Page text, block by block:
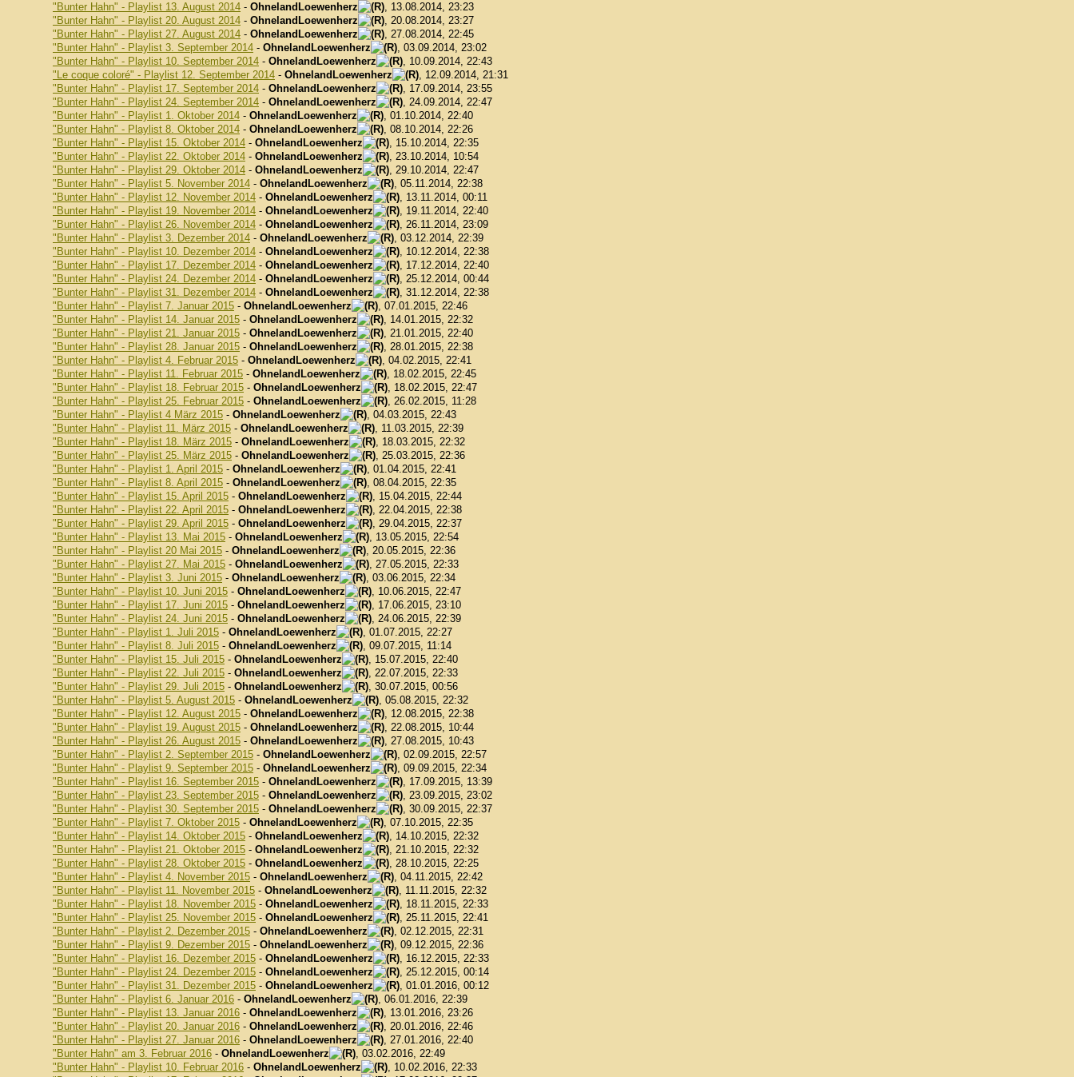
"Bunter Hahn" - Playlist 13. August 2014 - OhnelandLoewenherz
, 13.08.2014, 23:23
"Bunter Hahn" - Playlist 20. August 2014 - OhnelandLoewenherz
, 20.08.2014, 23:27
"Bunter Hahn" - Playlist 27. August 2014 - OhnelandLoewenherz
, 27.08.2014, 22:45
"Bunter Hahn" - Playlist 3. September 2014 - OhnelandLoewenherz
, 03.09.2014, 23:02
"Bunter Hahn" - Playlist 10. September 2014 - OhnelandLoewenherz
, 10.09.2014, 22:43
"Le coque coloré" - Playlist 12. September 2014 - OhnelandLoewenherz
, 12.09.2014, 21:31
"Bunter Hahn" - Playlist 17. September 2014 - OhnelandLoewenherz
, 17.09.2014, 23:55
"Bunter Hahn" - Playlist 24. September 2014 - OhnelandLoewenherz
, 24.09.2014, 22:47
"Bunter Hahn" - Playlist 1. Oktober 2014 - OhnelandLoewenherz
, 01.10.2014, 22:40
"Bunter Hahn" - Playlist 8. Oktober 2014 - OhnelandLoewenherz
, 08.10.2014, 22:26
"Bunter Hahn" - Playlist 15. Oktober 2014 - OhnelandLoewenherz
, 15.10.2014, 22:35
"Bunter Hahn" - Playlist 22. Oktober 2014 - OhnelandLoewenherz
, 23.10.2014, 10:54
"Bunter Hahn" - Playlist 29. Oktober 2014 - OhnelandLoewenherz
, 29.10.2014, 22:47
"Bunter Hahn" - Playlist 5. November 2014 - OhnelandLoewenherz
, 05.11.2014, 22:38
"Bunter Hahn" - Playlist 12. November 2014 - OhnelandLoewenherz
, 13.11.2014, 00:11
"Bunter Hahn" - Playlist 19. November 2014 - OhnelandLoewenherz
, 19.11.2014, 22:40
"Bunter Hahn" - Playlist 26. November 2014 - OhnelandLoewenherz
, 26.11.2014, 23:09
"Bunter Hahn" - Playlist 3. Dezember 2014 - OhnelandLoewenherz
, 03.12.2014, 22:39
"Bunter Hahn" - Playlist 10. Dezember 2014 - OhnelandLoewenherz
, 10.12.2014, 22:38
"Bunter Hahn" - Playlist 17. Dezember 2014 - OhnelandLoewenherz
, 17.12.2014, 22:40
"Bunter Hahn" - Playlist 24. Dezember 2014 - OhnelandLoewenherz
, 25.12.2014, 00:44
"Bunter Hahn" - Playlist 31. Dezember 2014 - OhnelandLoewenherz
, 31.12.2014, 22:38
"Bunter Hahn" - Playlist 7. Januar 2015 - OhnelandLoewenherz
, 07.01.2015, 22:46
"Bunter Hahn" - Playlist 14. Januar 2015 - OhnelandLoewenherz
, 14.01.2015, 22:32
"Bunter Hahn" - Playlist 21. Januar 2015 - OhnelandLoewenherz
, 21.01.2015, 22:40
"Bunter Hahn" - Playlist 28. Januar 2015 - OhnelandLoewenherz
, 28.01.2015, 22:38
"Bunter Hahn" - Playlist 4. Februar 2015 - OhnelandLoewenherz
, 04.02.2015, 22:41
"Bunter Hahn" - Playlist 11. Februar 2015 - OhnelandLoewenherz
, 18.02.2015, 22:45
"Bunter Hahn" - Playlist 18. Februar 2015 - OhnelandLoewenherz
, 18.02.2015, 22:47
"Bunter Hahn" - Playlist 25. Februar 2015 - OhnelandLoewenherz
, 26.02.2015, 11:28
"Bunter Hahn" - Playlist 4 März 2015 - OhnelandLoewenherz
, 04.03.2015, 22:43
"Bunter Hahn" - Playlist 11. März 2015 - OhnelandLoewenherz
, 11.03.2015, 22:39
"Bunter Hahn" - Playlist 18. März 2015 - OhnelandLoewenherz
, 18.03.2015, 22:32
"Bunter Hahn" - Playlist 25. März 2015 - OhnelandLoewenherz
, 25.03.2015, 22:36
"Bunter Hahn" - Playlist 1. April 2015 - OhnelandLoewenherz
, 01.04.2015, 22:41
"Bunter Hahn" - Playlist 8. April 2015 - OhnelandLoewenherz
, 08.04.2015, 22:35
"Bunter Hahn" - Playlist 15. April 2015 - OhnelandLoewenherz
, 15.04.2015, 22:44
"Bunter Hahn" - Playlist 22. April 2015 - OhnelandLoewenherz
, 22.04.2015, 22:38
"Bunter Hahn" - Playlist 29. April 2015 - OhnelandLoewenherz
, 29.04.2015, 22:37
"Bunter Hahn" - Playlist 13. Mai 2015 - OhnelandLoewenherz
, 13.05.2015, 22:54
"Bunter Hahn" - Playlist 20 Mai 2015 - OhnelandLoewenherz
, 20.05.2015, 22:36
"Bunter Hahn" - Playlist 27. Mai 2015 - OhnelandLoewenherz
, 27.05.2015, 22:33
"Bunter Hahn" - Playlist 3. Juni 2015 - OhnelandLoewenherz
, 03.06.2015, 22:34
"Bunter Hahn" - Playlist 10. Juni 2015 - OhnelandLoewenherz
, 10.06.2015, 22:47
"Bunter Hahn" - Playlist 17. Juni 2015 - OhnelandLoewenherz
, 17.06.2015, 23:10
"Bunter Hahn" - Playlist 24. Juni 2015 - OhnelandLoewenherz
, 24.06.2015, 22:39
"Bunter Hahn" - Playlist 1. Juli 2015 - OhnelandLoewenherz
, 01.07.2015, 22:27
"Bunter Hahn" - Playlist 8. Juli 2015 - OhnelandLoewenherz
, 09.07.2015, 11:14
"Bunter Hahn" - Playlist 15. Juli 2015 - OhnelandLoewenherz
, 15.07.2015, 22:40
"Bunter Hahn" - Playlist 22. Juli 2015 - OhnelandLoewenherz
, 22.07.2015, 22:33
"Bunter Hahn" - Playlist 29. Juli 2015 - OhnelandLoewenherz
, 30.07.2015, 00:56
"Bunter Hahn" - Playlist 5. August 2015 - OhnelandLoewenherz
, 05.08.2015, 22:32
"Bunter Hahn" - Playlist 12. August 2015 - OhnelandLoewenherz
, 12.08.2015, 22:38
"Bunter Hahn" - Playlist 19. August 2015 - OhnelandLoewenherz
, 22.08.2015, 10:44
"Bunter Hahn" - Playlist 26. August 2015 - OhnelandLoewenherz
, 27.08.2015, 10:43
"Bunter Hahn" - Playlist 2. September 2015 - OhnelandLoewenherz
, 02.09.2015, 22:57
"Bunter Hahn" - Playlist 9. September 2015 - OhnelandLoewenherz
, 09.09.2015, 22:34
"Bunter Hahn" - Playlist 16. September 2015 - OhnelandLoewenherz
, 17.09.2015, 13:39
"Bunter Hahn" - Playlist 23. September 2015 - OhnelandLoewenherz
, 23.09.2015, 23:02
"Bunter Hahn" - Playlist 30. September 2015 - OhnelandLoewenherz
, 30.09.2015, 22:37
"Bunter Hahn" - Playlist 7. Oktober 2015 - OhnelandLoewenherz
, 07.10.2015, 22:35
"Bunter Hahn" - Playlist 14. Oktober 2015 - OhnelandLoewenherz
, 14.10.2015, 22:32
"Bunter Hahn" - Playlist 21. Oktober 2015 - OhnelandLoewenherz
, 21.10.2015, 22:32
"Bunter Hahn" - Playlist 28. Oktober 2015 - OhnelandLoewenherz
, 28.10.2015, 22:25
"Bunter Hahn" - Playlist 4. November 2015 - OhnelandLoewenherz
, 04.11.2015, 22:42
"Bunter Hahn" - Playlist 11. November 2015 - OhnelandLoewenherz
, 11.11.2015, 22:32
"Bunter Hahn" - Playlist 18. November 2015 - OhnelandLoewenherz
, 18.11.2015, 22:33
"Bunter Hahn" - Playlist 25. November 2015 - OhnelandLoewenherz
, 25.11.2015, 22:41
"Bunter Hahn" - Playlist 2. Dezember 2015 - OhnelandLoewenherz
, 02.12.2015, 22:31
"Bunter Hahn" - Playlist 9. Dezember 2015 - OhnelandLoewenherz
, 09.12.2015, 22:36
"Bunter Hahn" - Playlist 16. Dezember 2015 - OhnelandLoewenherz
, 16.12.2015, 22:33
"Bunter Hahn" - Playlist 24. Dezember 2015 - OhnelandLoewenherz
, 25.12.2015, 00:14
"Bunter Hahn" - Playlist 31. Dezember 2015 - OhnelandLoewenherz
, 01.01.2016, 00:12
"Bunter Hahn" - Playlist 6. Januar 2016 - OhnelandLoewenherz
, 06.01.2016, 22:39
"Bunter Hahn" - Playlist 13. Januar 2016 - OhnelandLoewenherz
, 13.01.2016, 23:26
"Bunter Hahn" - Playlist 20. Januar 2016 - OhnelandLoewenherz
, 20.01.2016, 22:46
"Bunter Hahn" - Playlist 27. Januar 2016 - OhnelandLoewenherz
, 27.01.2016, 22:40
"Bunter Hahn" am 3. Februar 2016 - OhnelandLoewenherz
, 03.02.2016, 22:49
"Bunter Hahn" - Playlist 10. Februar 2016 - OhnelandLoewenherz
, 10.02.2016, 22:33